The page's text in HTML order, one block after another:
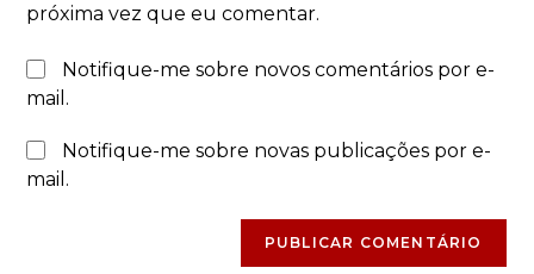
próxima vez que eu comentar.
Notifique-me sobre novos comentários por e-
mail.
Notifique-me sobre novas publicações por e-
mail.